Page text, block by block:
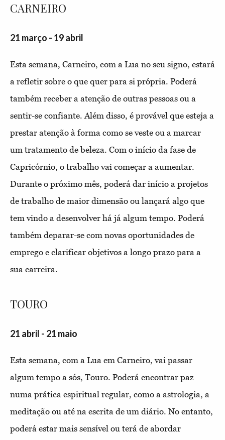
CARNEIRO
21 março - 19 abril
Esta semana, Carneiro, com a Lua no seu signo, estará
a refletir sobre o que quer para si própria. Poderá
também receber a atenção de outras pessoas ou a
sentir-se confiante. Além disso, é provável que esteja a
prestar atenção à forma como se veste ou a marcar
um tratamento de beleza. Com o início da fase de
Capricórnio, o trabalho vai começar a aumentar.
Durante o próximo mês, poderá dar início a projetos
de trabalho de maior dimensão ou lançará algo que
tem vindo a desenvolver há já algum tempo. Poderá
também deparar-se com novas oportunidades de
emprego e clarificar objetivos a longo prazo para a
sua carreira.
TOURO
21 abril - 21 maio
Esta semana, com a Lua em Carneiro, vai passar
algum tempo a sós, Touro. Poderá encontrar paz
numa prática espiritual regular, como a astrologia, a
meditação ou até na escrita de um diário. No entanto,
poderá estar mais sensível ou terá de abordar